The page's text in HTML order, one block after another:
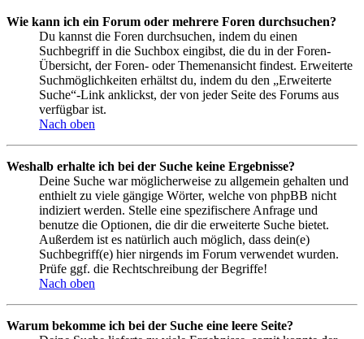
Wie kann ich ein Forum oder mehrere Foren durchsuchen?
Du kannst die Foren durchsuchen, indem du einen
Suchbegriff in die Suchbox eingibst, die du in der Foren-
Übersicht, der Foren- oder Themenansicht findest. Erweiterte
Suchmöglichkeiten erhältst du, indem du den „Erweiterte
Suche“-Link anklickst, der von jeder Seite des Forums aus
verfügbar ist.
Nach oben
Weshalb erhalte ich bei der Suche keine Ergebnisse?
Deine Suche war möglicherweise zu allgemein gehalten und
enthielt zu viele gängige Wörter, welche von phpBB nicht
indiziert werden. Stelle eine spezifischere Anfrage und
benutze die Optionen, die dir die erweiterte Suche bietet.
Außerdem ist es natürlich auch möglich, dass dein(e)
Suchbegriff(e) hier nirgends im Forum verwendet wurden.
Prüfe ggf. die Rechtschreibung der Begriffe!
Nach oben
Warum bekomme ich bei der Suche eine leere Seite?